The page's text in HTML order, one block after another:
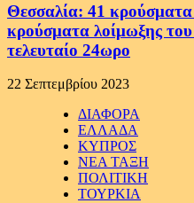
Θεσσαλία: 41 κρούσματα
κρούσματα λοίμωξης του
τελευταίο 24ωρο
22 Σεπτεμβρίου 2023
ΔΙΑΦΟΡΑ
ΕΛΛΑΔΑ
ΚΥΠΡΟΣ
ΝΕΑ ΤΑΞΗ
ΠΟΛΙΤΙΚΗ
ΤΟΥΡΚΙΑ